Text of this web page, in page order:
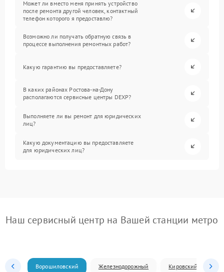
Может ли вместо меня принять устройство
после ремонта другой человек, контактный
телефон которого я предоставлю?
Возможно ли получать обратную связь в
процессе выполнения ремонтных работ?
Какую гарантию вы предоставляете?
В каких районах Ростова-на-Дону
располагаются сервисные центры DEXP?
Выполняете ли вы ремонт для юридических
лиц?
Какую документацию вы предоставляете
для юридических лиц?
Наш сервисный центр на Вашей станции метро
Ворошиловский Железнодорожный Кировский